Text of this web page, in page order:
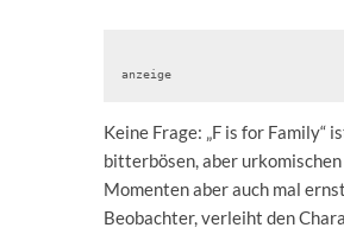
anzeige
Keine Frage: „F is for
bitterbösen, aber
Momenten aber auch mal
Beobachter, verleiht den